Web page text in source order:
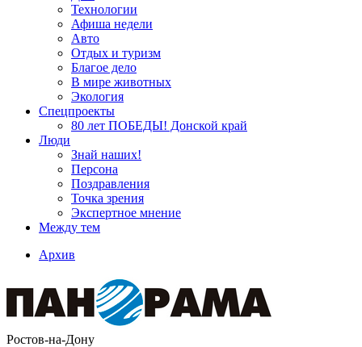
Технологии
Афиша недели
Авто
Отдых и туризм
Благое дело
В мире животных
Экология
Спецпроекты
80 лет ПОБЕДЫ! Донской край
Люди
Знай наших!
Персона
Поздравления
Точка зрения
Экспертное мнение
Между тем
Архив
Ростов-на-Дону